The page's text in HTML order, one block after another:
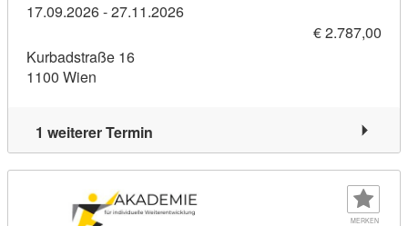
17.09.2026 - 27.11.2026
€ 2.787,00
Kurbadstraße 16
1100 Wien
1 weiterer Termin
MERKEN